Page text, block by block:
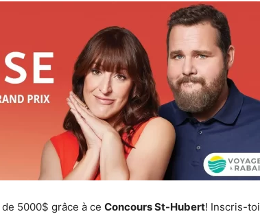
5000$ grâce à ce Concours St-Hubert! Inscris-toi